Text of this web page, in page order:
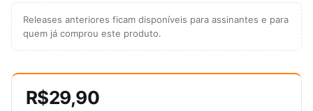
Releases anteriores ficam disponíveis para assinantes e para
quem já comprou este produto.
R$29,90